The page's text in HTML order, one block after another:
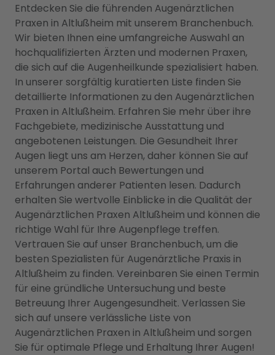
Entdecken Sie die führenden Augenärztlichen
Praxen in Altlußheim mit unserem Branchenbuch.
Wir bieten Ihnen eine umfangreiche Auswahl an
hochqualifizierten Ärzten und modernen Praxen,
die sich auf die Augenheilkunde spezialisiert haben.
In unserer sorgfältig kuratierten Liste finden Sie
detaillierte Informationen zu den Augenärztlichen
Praxen in Altlußheim. Erfahren Sie mehr über ihre
Fachgebiete, medizinische Ausstattung und
angebotenen Leistungen. Die Gesundheit Ihrer
Augen liegt uns am Herzen, daher können Sie auf
unserem Portal auch Bewertungen und
Erfahrungen anderer Patienten lesen. Dadurch
erhalten Sie wertvolle Einblicke in die Qualität der
Augenärztlichen Praxen Altlußheim und können die
richtige Wahl für Ihre Augenpflege treffen.
Vertrauen Sie auf unser Branchenbuch, um die
besten Spezialisten für Augenärztliche Praxis in
Altlußheim zu finden. Vereinbaren Sie einen Termin
für eine gründliche Untersuchung und beste
Betreuung Ihrer Augengesundheit. Verlassen Sie
sich auf unsere verlässliche Liste von
Augenärztlichen Praxen in Altlußheim und sorgen
Sie für optimale Pflege und Erhaltung Ihrer Augen!